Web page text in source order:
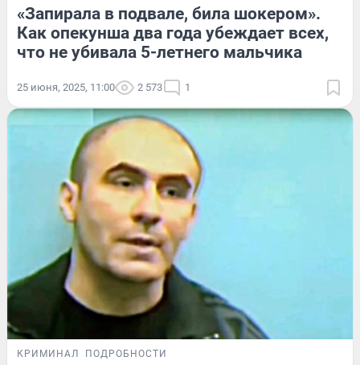
«Запирала в подвале, била шокером».
Как опекунша два года убеждает всех,
что не убивала 5-летнего мальчика
25 июня, 2025, 11:00 2 573 1
КРИМИНАЛ ПОДРОБНОСТИ